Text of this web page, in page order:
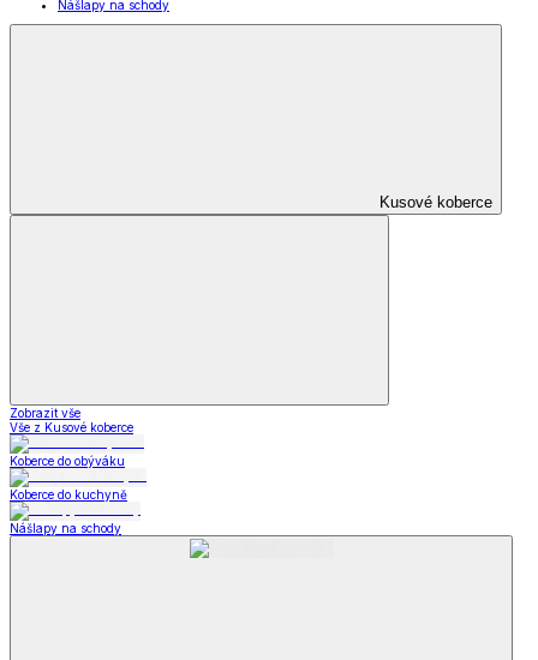
Nášlapy na schody
Kusové koberce
Zobrazit vše
Vše z Kusové koberce
Koberce do obýváku
Koberce do kuchyně
Nášlapy na schody